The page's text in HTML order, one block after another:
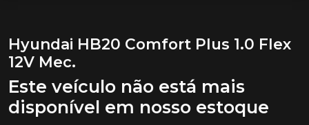
Hyundai HB20 Comfort Plus 1.0 Flex
12V Mec.
Este veículo não está mais
disponível em nosso estoque